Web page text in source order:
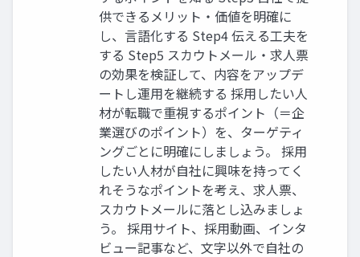
供できるメリット・価値を明確に
し、言語化する Step4 伝える工夫を
する Step5 スカウトメール・求人票
の効果を検証して、内容をアップデ
ートし運用を継続する 採用したい人
材が転職で重視するポイント（＝企
業選びのポイント）を、ターゲティ
ングごとに明確にしましょう。 採用
したい人材が自社に興味を持ってく
れそうなポイントを考え、求人票、
スカウトメールに落とし込みましょ
う。 採用サイト、採用動画、インタ
ビュー記事など、文字以外で自社の